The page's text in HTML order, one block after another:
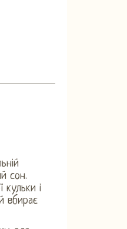
сон.
кульки і
вбирає